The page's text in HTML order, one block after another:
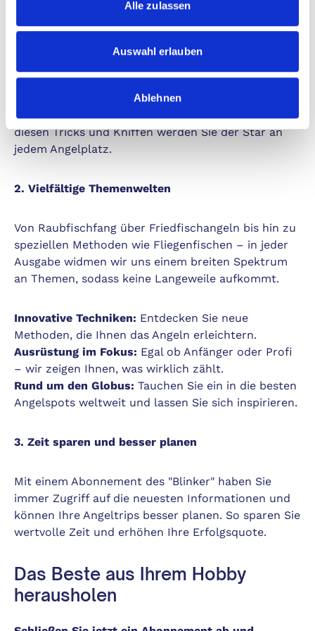
Alle zulassen
Auswahl erlauben
Ablehnen
1. Exklusive Experten-Tipps
Anglern und renommierten Experten, die Ihnen
tiefgehende Einblicke und wertvolle Tipps rund um
Technik, Ausrüstung und Gewässerkunde bieten. Mit
diesen Tricks und Kniffen werden Sie der Star an
jedem Angelplatz.
2. Vielfältige Themenwelten
Von Raubfischfang über Friedfischangeln bis hin zu
speziellen Methoden wie Fliegenfischen – in jeder
Ausgabe widmen wir uns einem breiten Spektrum
an Themen, sodass keine Langeweile aufkommt.
Innovative Techniken: Entdecken Sie neue
Methoden, die Ihnen das Angeln erleichtern.
Ausrüstung im Fokus: Egal ob Anfänger oder Profi
– wir zeigen Ihnen, was wirklich zählt.
Rund um den Globus: Tauchen Sie ein in die besten
Angelspots weltweit und lassen Sie sich inspirieren.
3. Zeit sparen und besser planen
Mit einem Abonnement des "Blinker" haben Sie
immer Zugriff auf die neuesten Informationen und
können Ihre Angeltrips besser planen. So sparen Sie
wertvolle Zeit und erhöhen Ihre Erfolgsquote.
Das Beste aus Ihrem Hobby
herausholen